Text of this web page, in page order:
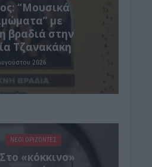
“Μουσικά
με
βραδιά στην
Τζανακάκη
2026
ΝΕΟΙ ΟΡΙΖΟΝΤΕΣ
«κόκκινο»